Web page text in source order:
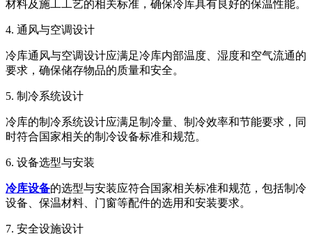
材料及施工工艺的相关标准，确保冷库具有良好的保温性能。
4. 通风与空调设计
冷库通风与空调设计应满足冷库内部温度、湿度和空气流通的
要求，确保储存物品的质量和安全。
5. 制冷系统设计
冷库的制冷系统设计应满足制冷量、制冷效率和节能要求，同
时符合国家相关的制冷设备标准和规范。
6. 设备选型与安装
冷库设备的选型与安装应符合国家相关标准和规范，包括制冷
设备、保温材料、门窗等配件的选用和安装要求。
7. 安全设施设计